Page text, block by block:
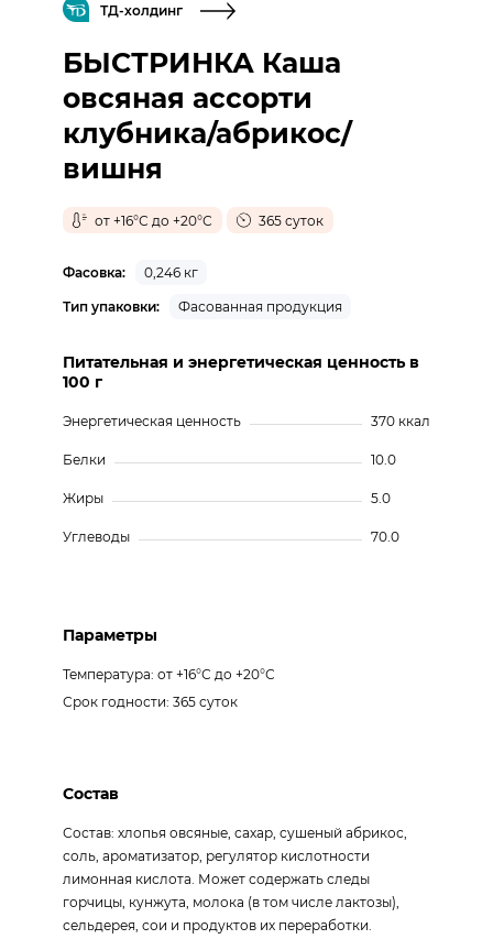
ТД-холдинг
БЫСТРИНКА Каша
овсяная ассорти
клубника/абрикос/
вишня
от +16°С до +20°С 365 суток
Фасовка:
0,246 кг
Тип упаковки:
Фасованная продукция
Питательная и энергетическая ценность в
100 г
Энергетическая ценность 370 ккал
Белки 10.0
Жиры 5.0
Углеводы 70.0
Параметры
Температура: от +16°С до +20°С
Срок годности: 365 суток
Состав
Состав: хлопья овсяные, сахар, сушеный абрикос,
соль, ароматизатор, регулятор кислотности
лимонная кислота. Может содержать следы
горчицы, кунжута, молока (в том числе лактозы),
сельдерея, сои и продуктов их переработки.